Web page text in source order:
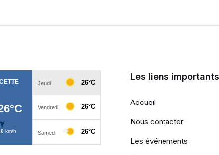
Les liens importants
Accueil
Nous contacter
Les événements